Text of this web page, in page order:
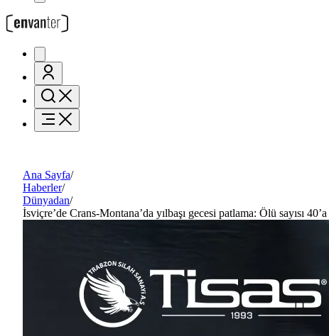
Ana Sayfa/
Haberler/
Dünyadan/
İsviçre’de Crans‑Montana’da yılbaşı gecesi patlama: Ölü sayısı